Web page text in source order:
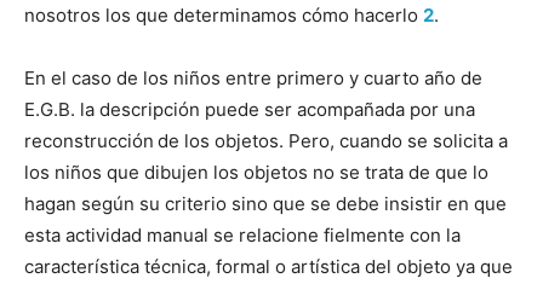
nosotros los que determinamos cómo hacerlo 2.
En el caso de los niños entre primero y cuarto año de
E.G.B. la descripción puede ser acompañada por una
reconstrucción de los objetos. Pero, cuando se solicita a
los niños que dibujen los objetos no se trata de que lo
hagan según su criterio sino que se debe insistir en que
esta actividad manual se relacione fielmente con la
característica técnica, formal o artística del objeto ya que